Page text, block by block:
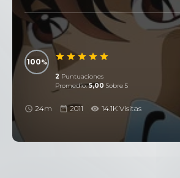
100
2 Puntuaciones
Promedio:5,00 Sobre 5
24m 2011 14.1K Visitas